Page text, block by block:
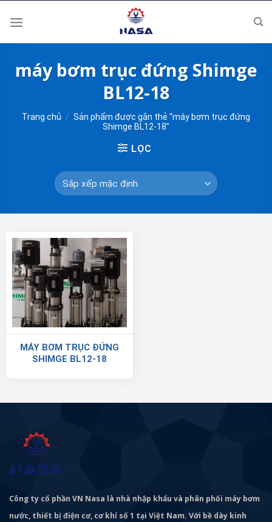
máy bơm trục đứng Shimge
BL12-18
Trang chủ / Sản phẩm được gắn thẻ “máy bơm trục đứng
Shimge BL12-18”
LỌC
MÁY BƠM TRỤC ĐỨNG
SHIMGE BL12-18
Công ty cổ phần VN Nasa là nhà nhập khẩu và phân phối máy bơm
nước, thiết bị điện cơ, cơ khí số 1 tại Việt Nam. Với bề dày kinh